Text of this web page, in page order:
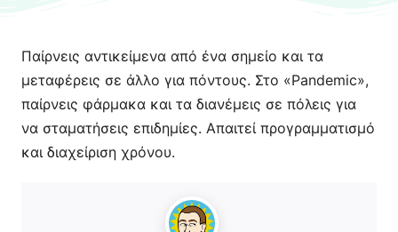
Παίρνεις αντικείμενα από ένα σημείο και τα
μεταφέρεις σε άλλο για πόντους. Στο «Pandemic»,
παίρνεις φάρμακα και τα διανέμεις σε πόλεις για
να σταματήσεις επιδημίες. Απαιτεί προγραμματισμό
και διαχείριση χρόνου.